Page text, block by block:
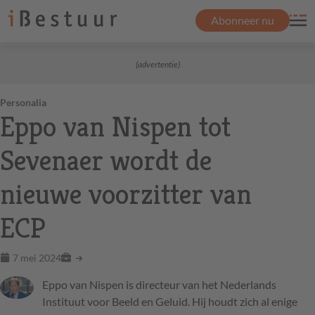
Abonneer nu
(advertentie)
Personalia
Eppo van Nispen tot
Sevenaer wordt de
nieuwe voorzitter van
ECP
7 mei 2024
Eppo van Nispen is directeur van het Nederlands
Instituut voor Beeld en Geluid. Hij houdt zich al enige